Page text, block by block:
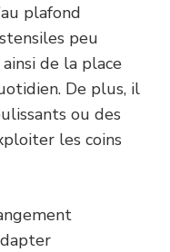
plafond
peu
de la place
De plus, il
ou des
les coins